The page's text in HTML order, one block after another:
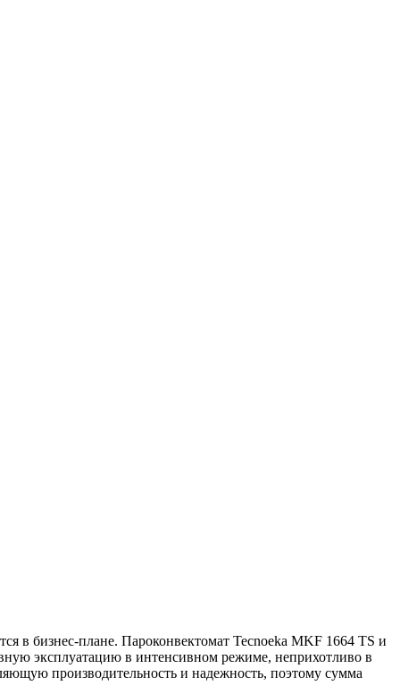
в бизнес-плане. Пароконвектомат Tecnoeka MKF 1664 TS и
эксплуатацию в интенсивном режиме, неприхотливо в
производительность и надежность, поэтому сумма